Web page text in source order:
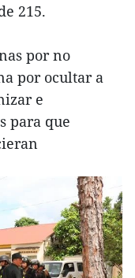
215.
por no
por ocultar a
e
para que